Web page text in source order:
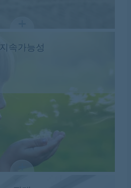
지속가능성